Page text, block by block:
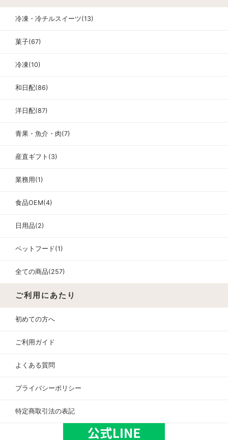
冷凍・冷チルスイーツ(13)
菓子(67)
冷凍(10)
和日配(86)
洋日配(87)
青果・魚介・肉(7)
産直ギフト(3)
業務用(1)
食品OEM(4)
日用品(2)
ペットフード(1)
全ての商品(257)
ご利用にあたり
初めての方へ
ご利用ガイド
よくある質問
プライバシーポリシー
特定商取引法の表記